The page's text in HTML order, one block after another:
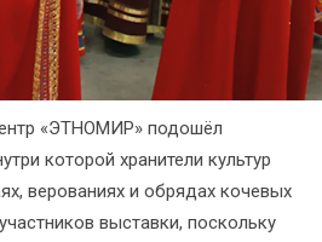
«ЭТНОМИР» подошёл
которой хранители культур
верованиях и обрядах кочевых
выставки, поскольку